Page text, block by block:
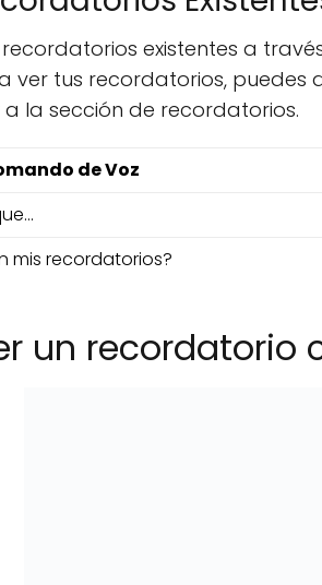
existentes a
ver tus recordatorios,
la sección de recordatorios.
de Voz
mis recordatorios?
un recordatorio